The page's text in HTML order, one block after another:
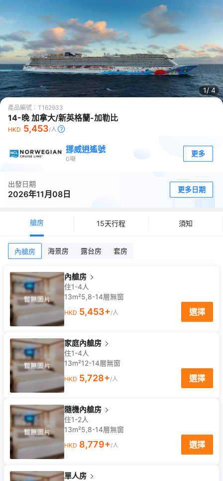
1/4
產品編號： T162933
14-晚 加拿大/新英格蘭-加勒比
HKD 5,453/人
挪威逍遙號
0噸
更多
出發日期
2026年11月08日 更多日期
艙房 15天行程 須知
內艙房 海景房 露台房 套房
內艙房
住1-4人
13m²5,8-14層無窗
HKD 5,453+/人 選擇
家庭內艙房
住1-4人
13m²12-14層無窗
HKD 5,728+/人 選擇
隨機內艙房
住1-2人
13m²5,8-14層無窗
HKD 8,779+/人 選擇
單人房